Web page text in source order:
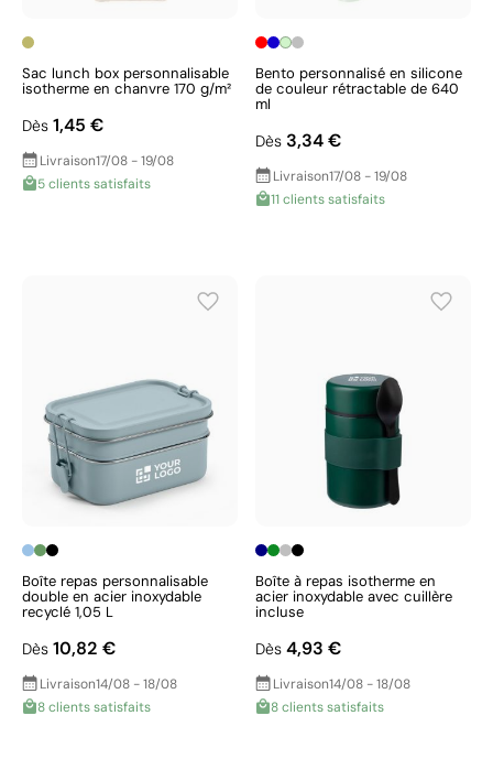
Sac lunch box personnalisable
isotherme en chanvre 170 g/m²
Dès 1,45 €
Livraison17/08 - 19/08
5 clients satisfaits
Bento personnalisé en silicone
de couleur rétractable de 640
ml
Dès 3,34 €
Livraison17/08 - 19/08
11 clients satisfaits
Boîte repas personnalisable
double en acier inoxydable
recyclé 1,05 L
Dès 10,82 €
Livraison14/08 - 18/08
8 clients satisfaits
Boîte à repas isotherme en
acier inoxydable avec cuillère
incluse
Dès 4,93 €
Livraison14/08 - 18/08
8 clients satisfaits